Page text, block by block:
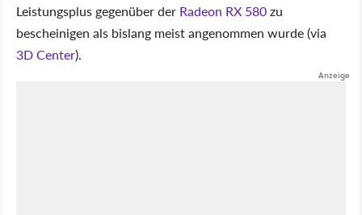
Leistungsplus gegenüber der Radeon RX 580zu
bescheinigen als bislang meist angenommen wurde (via
3D Center).